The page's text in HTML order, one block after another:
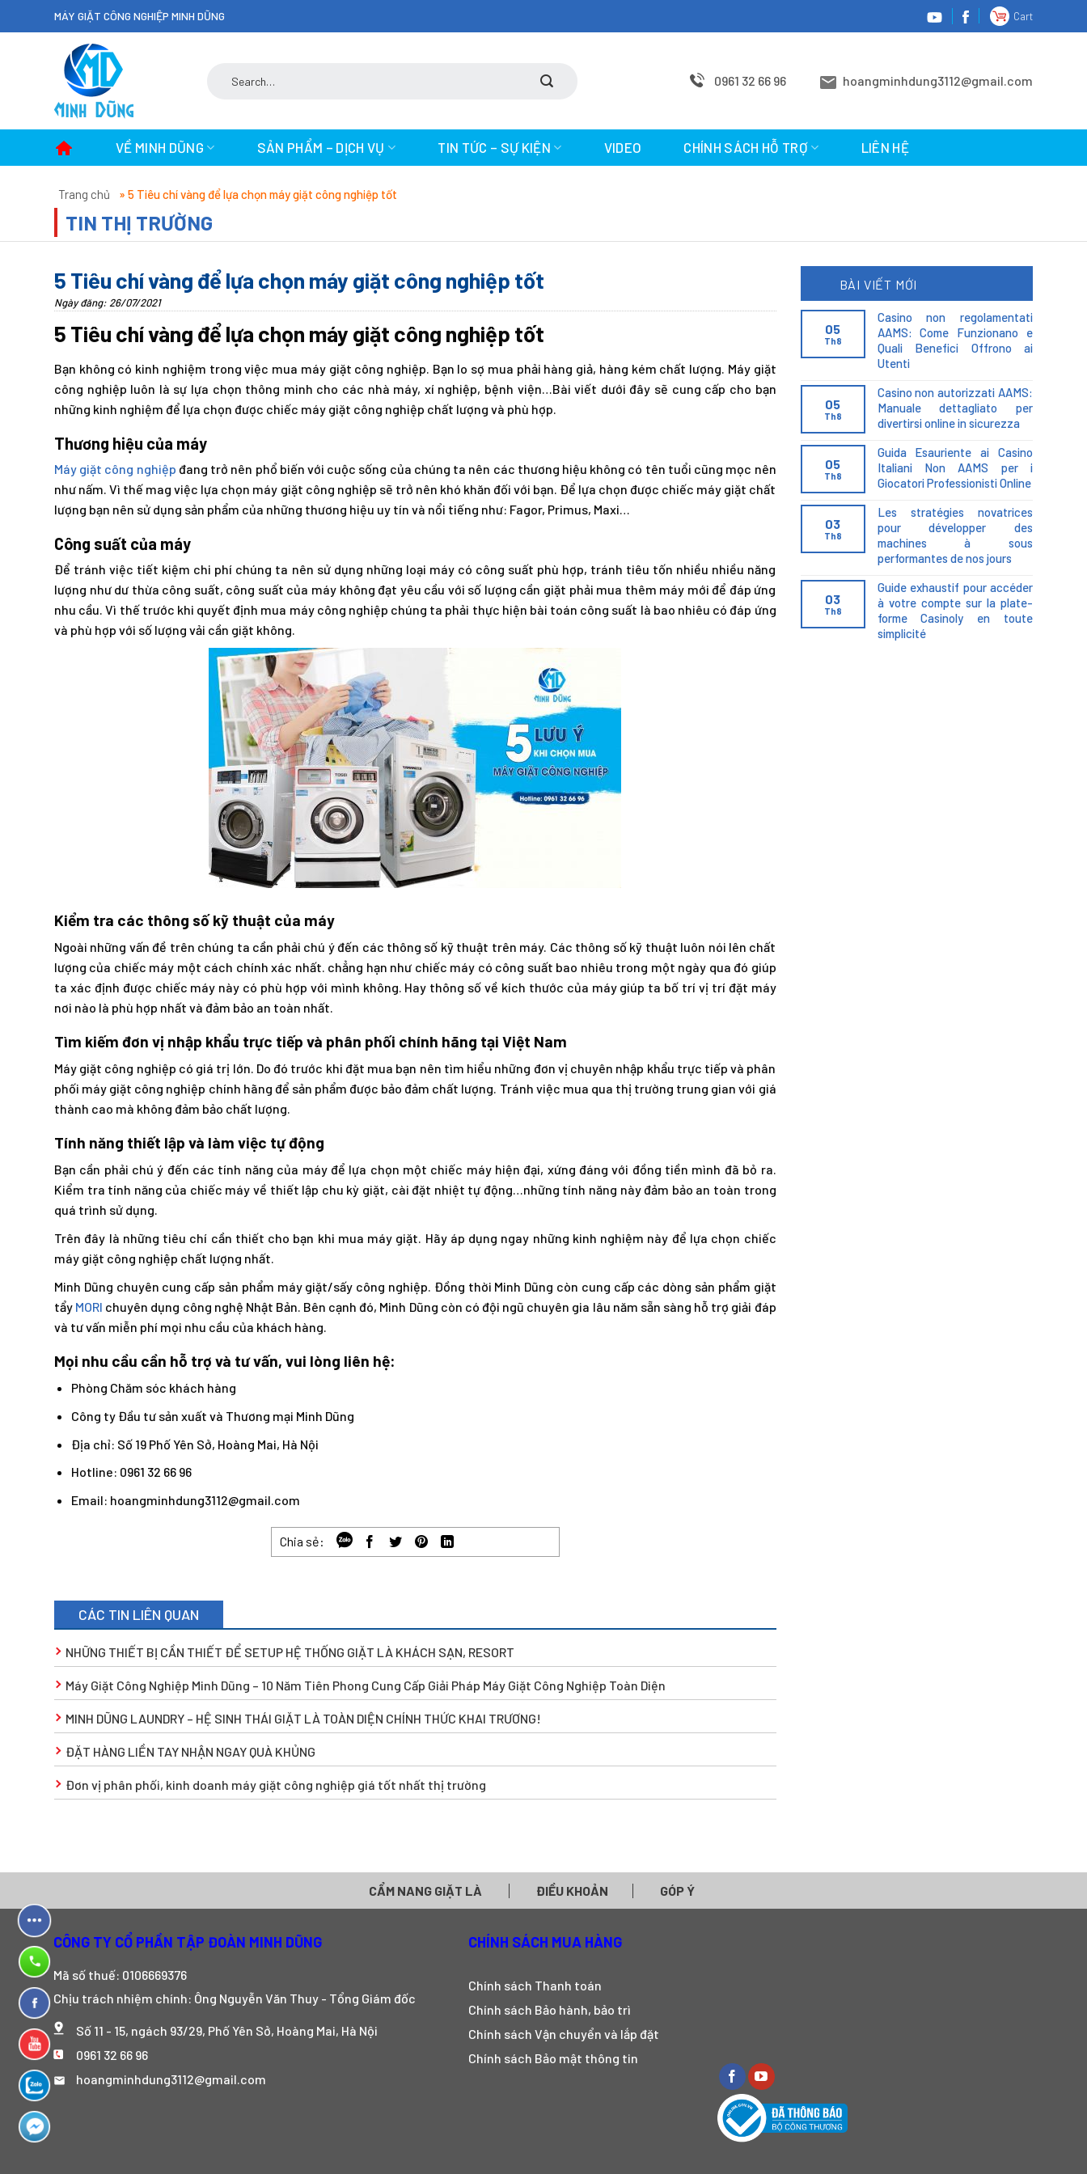
to
MÁY GIẶT CÔNG NGHIỆP MINH DŨNG Cart
0961 32 66 96 hoangminhdung3112@gmail.com
VỀ MINH DŨNG SẢN PHẨM – DỊCH VỤ TIN TỨC – SỰ KIỆN VIDEO CHÍNH SÁCH HỖ TRỢ LIÊN HỆ
Trang chủ » 5 Tiêu chí vàng để lựa chọn máy giặt công nghiệp tốt
TIN THỊ TRƯỜNG
5 Tiêu chí vàng để lựa chọn máy giặt công nghiệp tốt
Ngày đăng: 26/07/2021
5 Tiêu chí vàng để lựa chọn máy giặt công nghiệp tốt
Bạn không có kinh nghiệm trong việc mua máy giặt công nghiệp. Bạn lo sợ mua phải hàng giả, hàng kém chất lượng. Máy giặt
công nghiệp luôn là sự lựa chọn thông minh cho các nhà máy, xí nghiệp, bệnh viện…Bài viết dưới đây sẽ cung cấp cho bạn
những kinh nghiệm để lựa chọn được chiếc máy giặt công nghiệp chất lượng và phù hợp.
Thương hiệu của máy
Máy giặt công nghiệp đang trở nên phổ biến với cuộc sống của chúng ta nên các thương hiệu không có tên tuổi cũng mọc nên
như nấm. Vì thế mag việc lựa chọn máy giặt công nghiệp sẽ trở nên khó khăn đối với bạn. Để lựa chọn được chiếc máy giặt chất
lượng bạn nên sử dụng sản phẩm của những thương hiệu uy tín và nổi tiếng như: Fagor, Primus, Maxi…
Công suất của máy
Để tránh việc tiết kiệm chi phí chúng ta nên sử dụng những loại máy có công suất phù hợp, tránh tiêu tốn nhiều nhiều năng
lượng như dư thừa công suất, công suất của máy không đạt yêu cầu với số lượng cần giặt phải mua thêm máy mới để đáp ứng
nhu cầu. Vì thế trước khi quyết định mua máy công nghiệp chúng ta phải thực hiện bài toán công suất là bao nhiêu có đáp ứng
và phù hợp với số lượng vải cần giặt không.
Kiểm tra các thông số kỹ thuật của máy
Ngoài những vấn đề trên chúng ta cần phải chú ý đến các thông số kỹ thuật trên máy. Các thông số kỹ thuật luôn nói lên chất
lượng của chiếc máy một cách chính xác nhất. chẳng hạn như chiếc máy có công suất bao nhiêu trong một ngày qua đó giúp
ta xác định được chiếc máy này có phù hợp với mình không. Hay thông số về kích thước của máy giúp ta bố trí vị trí đặt máy
nơi nào là phù hợp nhất và đảm bảo an toàn nhất.
Tìm kiếm đơn vị nhập khẩu trực tiếp và phân phối chính hãng tại Việt Nam
Máy giặt công nghiệp có giá trị lớn. Do đó trước khi đặt mua bạn nên tìm hiểu những đơn vị chuyên nhập khẩu trực tiếp và phân
phối máy giặt công nghiệp chính hãng để sản phẩm được bảo đảm chất lượng. Tránh việc mua qua thị trường trung gian với giá
thành cao mà không đảm bảo chất lượng.
Tính năng thiết lập và làm việc tự động
Bạn cần phải chú ý đến các tính năng của máy để lựa chọn một chiếc máy hiện đại, xứng đáng với đồng tiền mình đã bỏ ra.
Kiểm tra tính năng của chiếc máy về thiết lập chu kỳ giặt, cài đặt nhiệt tự động…những tính năng này đảm bảo an toàn trong
quá trình sử dụng.
Trên đây là những tiêu chí cần thiết cho bạn khi mua máy giặt. Hãy áp dụng ngay những kinh nghiệm này để lựa chọn chiếc
máy giặt công nghiệp chất lượng nhất.
Minh Dũng chuyên cung cấp sản phẩm máy giặt/sấy công nghiệp. Đồng thời Minh Dũng còn cung cấp các dòng sản phẩm giặt
tẩy MORI chuyên dụng công nghệ Nhật Bản. Bên cạnh đó, Minh Dũng còn có đội ngũ chuyên gia lâu năm sẵn sàng hỗ trợ giải đáp
và tư vấn miễn phí mọi nhu cầu của khách hàng.
Mọi nhu cầu cần hỗ trợ và tư vấn, vui lòng liên hệ:
Phòng Chăm sóc khách hàng
Công ty Đầu tư sản xuất và Thương mại Minh Dũng
Địa chỉ: Số 19 Phố Yên Sở, Hoàng Mai, Hà Nội
Hotline: 0961 32 66 96
Email: hoangminhdung3112@gmail.com
Chia sẻ:
CÁC TIN LIÊN QUAN
NHỮNG THIẾT BỊ CẦN THIẾT ĐỂ SETUP HỆ THỐNG GIẶT LÀ KHÁCH SẠN, RESORT
Máy Giặt Công Nghiệp Minh Dũng – 10 Năm Tiên Phong Cung Cấp Giải Pháp Máy Giặt Công Nghiệp Toàn Diện
MINH DŨNG LAUNDRY – HỆ SINH THÁI GIẶT LÀ TOÀN DIỆN CHÍNH THỨC KHAI TRƯƠNG!
ĐẶT HÀNG LIỀN TAY NHẬN NGAY QUÀ KHỦNG
Đơn vị phân phối, kinh doanh máy giặt công nghiệp giá tốt nhất thị trường
BÀI VIẾT MỚI
05
Th8
Casino non regolamentati
AAMS: Come Funzionano e
Quali Benefici Offrono ai
Utenti
05
Th8
Casino non autorizzati AAMS:
Manuale dettagliato per
divertirsi online in sicurezza
05
Th8
Guida Esauriente ai Casino
Italiani Non AAMS per i
Giocatori Professionisti Online
03
Th8
Les stratégies novatrices
pour développer des
machines à sous
performantes de nos jours
03
Th8
Guide exhaustif pour accéder
à votre compte sur la plate-
forme Casinoly en toute
simplicité
CẨM NANG GIẶT LÀ ĐIỀU KHOẢN GÓP Ý
CÔNG TY CỔ PHẦN TẬP ĐOÀN MINH DŨNG
Mã số thuế: 0106669376
Chịu trách nhiệm chính: Ông Nguyễn Văn Thuy - Tổng Giám đốc
Số 11 - 15, ngách 93/29, Phố Yên Sở, Hoàng Mai, Hà Nội
0961 32 66 96
hoangminhdung3112@gmail.com
CHÍNH SÁCH MUA HÀNG
Chính sách Thanh toán
Chính sách Bảo hành, bảo trì
Chính sách Vận chuyển và lắp đặt
Chính sách Bảo mật thông tin